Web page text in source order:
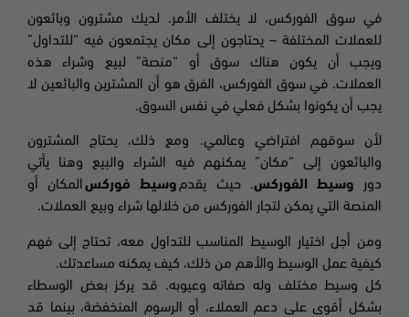
في سوق
الفوركس، لا يختلف الأمر. لديك مشترون وبائعون
للعملات المختلفة – يحتاجون إلى مكان يجتمعون فيه “للتداول”
ويجب أن يكون هناك سوق أو “منصة” لبيع وشراء هذه
العملات. في سوق الفوركس، الفرق هو أن المشترين والبائعين لا
يجب أن يكونوا بشكل فعلي في نفس السوق.
لأن سوقهم افتراضي وعالمي. ومع ذلك، يحتاج المشترون
والبائعون إلى “مكان” يمكنهم فيه الشراء والبيع وهنا يأتي
دور وسيط الفوركس.حيث يقدموسيط فوركسالمكان أو
المنصة التي يمكن لتجار الفوركس من خلالها شراء وبيع العملات.
ومن أجل اختيار الوسيط المناسب للتداول معه، تحتاج إلى فهم
كيفية عمل الوسيط والأهم من ذلك، كيف يمكنه مساعدتك.
كل وسيط مختلف وله صفاته وعيوبه. قد يركز بعض الوسطاء
بشكل أقوى على دعم العملاء، أو الرسوم المنخفضة، بينما قد